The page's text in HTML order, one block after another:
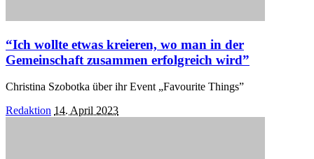
“Ich wollte etwas kreieren, wo man in der
Gemeinschaft zusammen erfolgreich wird”
Christina Szobotka über ihr Event „Favourite Things”
Posted
Redaktion 14. April 2023